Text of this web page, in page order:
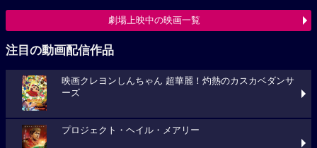
劇場上映中の映画一覧
注目の動画配信作品
映画クレヨンしんちゃん 超華麗！灼熱のカスカベダンサ
ーズ
プロジェクト・ヘイル・メアリー